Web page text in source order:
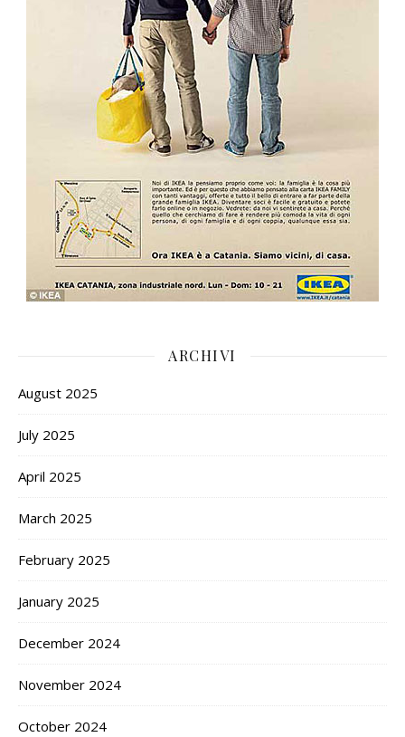
ARCHIVI
August 2025
July 2025
April 2025
March 2025
February 2025
January 2025
December 2024
November 2024
October 2024